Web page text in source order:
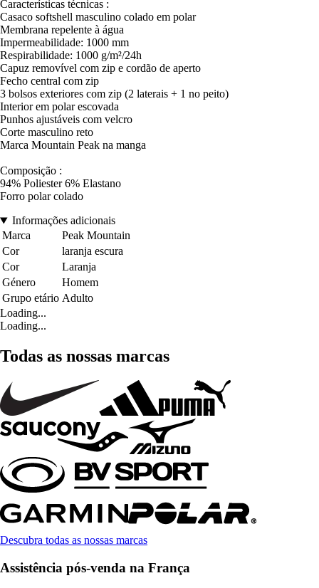
Características técnicas :
Casaco softshell masculino colado em polar
Membrana repelente à água
Impermeabilidade: 1000 mm
Respirabilidade: 1000 g/m²/24h
Capuz removível com zip e cordão de aperto
Fecho central com zip
3 bolsos exteriores com zip (2 laterais + 1 no peito)
Interior em polar escovada
Punhos ajustáveis com velcro
Corte masculino reto
Marca Mountain Peak na manga
Composição :
94% Poliester 6% Elastano
Forro polar colado
Informações adicionais
Marca
Peak Mountain
Cor
laranja escura
Cor
Laranja
Género
Homem
Grupo etário Adulto
Loading...
Loading...
Todas as nossas marcas
Descubra todas as nossas marcas
Assistência pós-venda na França